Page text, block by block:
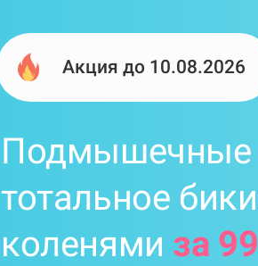
Акция до 10.08.2026
Подмышечные
тотальное
коленями за